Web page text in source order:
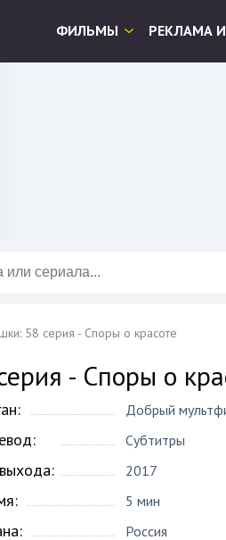
ФИЛЬМЫ РЕКЛАМА
58 серия - Споры о красоте
- Споры о
Добрый
Субтитры
2017
5 мин
Россия